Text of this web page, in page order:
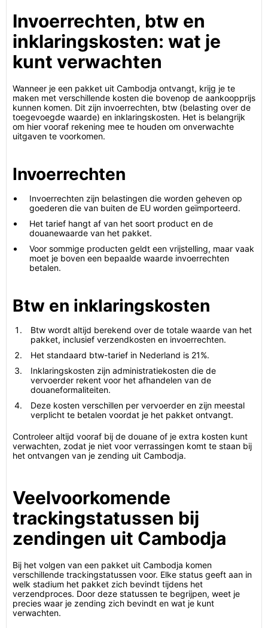
Invoerrechten, btw en
inklaringskosten: wat je
kunt verwachten
Wanneer je een pakket uit Cambodja ontvangt, krijg je te
maken met verschillende kosten die bovenop de aankoopprijs
kunnen komen. Dit zijn invoerrechten, btw (belasting over de
toegevoegde waarde) en inklaringskosten. Het is belangrijk
om hier vooraf rekening mee te houden om onverwachte
uitgaven te voorkomen.
Invoerrechten
Invoerrechten zijn belastingen die worden geheven op
goederen die van buiten de EU worden geïmporteerd.
Het tarief hangt af van het soort product en de
douanewaarde van het pakket.
Voor sommige producten geldt een vrijstelling, maar vaak
moet je boven een bepaalde waarde invoerrechten
betalen.
Btw en inklaringskosten
Btw wordt altijd berekend over de totale waarde van het
pakket, inclusief verzendkosten en invoerrechten.
Het standaard btw-tarief in Nederland is 21%.
Inklaringskosten zijn administratiekosten die de
vervoerder rekent voor het afhandelen van de
douaneformaliteiten.
Deze kosten verschillen per vervoerder en zijn meestal
verplicht te betalen voordat je het pakket ontvangt.
Controleer altijd vooraf bij de douane of je extra kosten kunt
verwachten, zodat je niet voor verrassingen komt te staan bij
het ontvangen van je zending uit Cambodja.
Veelvoorkomende
trackingstatussen bij
zendingen uit Cambodja
Bij het volgen van een pakket uit Cambodja komen
verschillende trackingstatussen voor. Elke status geeft aan in
welk stadium het pakket zich bevindt tijdens het
verzendproces. Door deze statussen te begrijpen, weet je
precies waar je zending zich bevindt en wat je kunt
verwachten.